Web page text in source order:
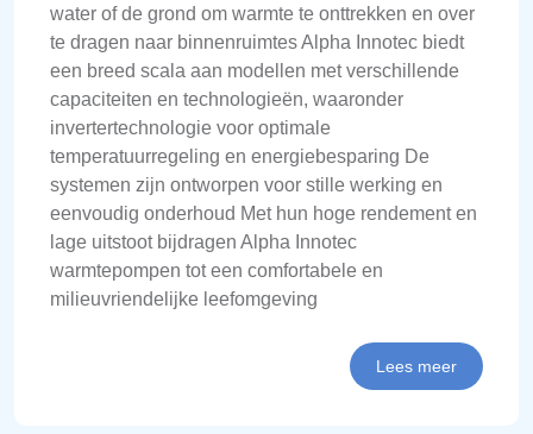
water of de grond om warmte te onttrekken en over
te dragen naar binnenruimtes Alpha Innotec biedt
een breed scala aan modellen met verschillende
capaciteiten en technologieën, waaronder
invertertechnologie voor optimale
temperatuurregeling en energiebesparing De
systemen zijn ontworpen voor stille werking en
eenvoudig onderhoud Met hun hoge rendement en
lage uitstoot bijdragen Alpha Innotec
warmtepompen tot een comfortabele en
milieuvriendelijke leefomgeving
Lees meer